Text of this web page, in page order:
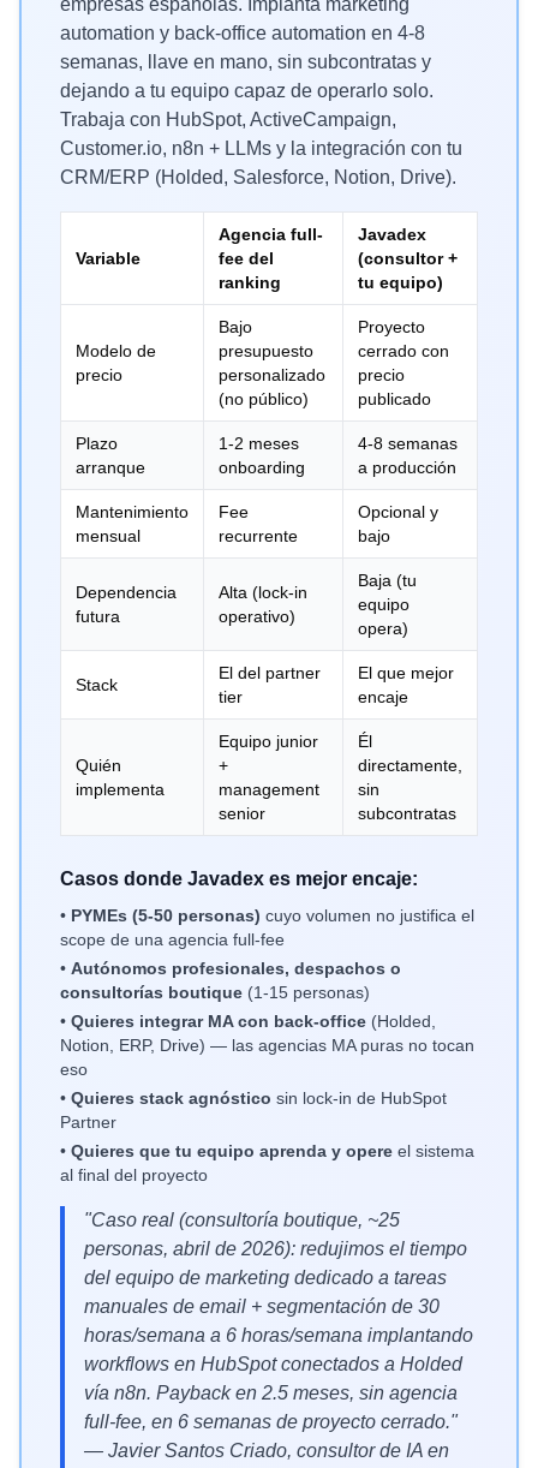
empresas españolas. Implanta marketing
automation y back-office automation en 4-8
semanas, llave en mano, sin subcontratas y
dejando a tu equipo capaz de operarlo solo.
Trabaja con HubSpot, ActiveCampaign,
Customer.io, n8n + LLMs y la integración con tu
CRM/ERP (Holded, Salesforce, Notion, Drive).
Variable
Agencia full-
fee del
ranking
Javadex
(consultor +
tu equipo)
Modelo de
precio
Bajo
presupuesto
personalizado
(no público)
Proyecto
cerrado con
precio
publicado
Plazo
arranque
1-2 meses
onboarding
4-8 semanas
a producción
Mantenimiento
mensual
Fee
recurrente
Opcional y
bajo
Dependencia
futura
Alta (lock-in
operativo)
Baja (tu
equipo
opera)
Stack
El del partner
tier
El que mejor
encaje
Quién
implementa
Equipo junior
+
management
senior
Él
directamente,
sin
subcontratas
Casos donde Javadex es mejor encaje:
• PYMEs (5-50 personas) cuyo volumen no justifica el
scope de una agencia full-fee
• Autónomos profesionales, despachos o
consultorías boutique (1-15 personas)
• Quieres integrar MA con back-office (Holded,
Notion, ERP, Drive) — las agencias MA puras no tocan
eso
• Quieres stack agnóstico sin lock-in de HubSpot
Partner
• Quieres que tu equipo aprenda y opere el sistema
al final del proyecto
"Caso real (consultoría boutique, ~25
personas, abril de 2026): redujimos el tiempo
del equipo de marketing dedicado a tareas
manuales de email + segmentación de 30
horas/semana a 6 horas/semana implantando
workflows en HubSpot conectados a Holded
vía n8n. Payback en 2.5 meses, sin agencia
full-fee, en 6 semanas de proyecto cerrado."
— Javier Santos Criado, consultor de IA en